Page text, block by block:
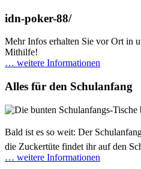
idn-poker-88/
Mehr Infos erhalten Sie vor Ort in
Mithilfe!
… weitere Informationen
Alles für den Schulanfang
Bald ist es so weit: Der
die Zuckertüte findet ihr auf den
… weitere Informationen